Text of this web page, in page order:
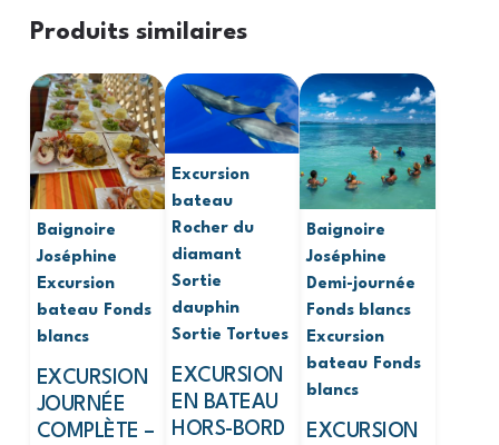
Produits similaires
Baignoire
Joséphine
Excursion
bateau Fonds
blancs
EXCURSION
JOURNÉE
COMPLÈTE –
Excursion
bateau
Rocher du
diamant
Sortie
dauphin
Sortie Tortues
EXCURSION
EN BATEAU
HORS-BORD
Baignoire
Joséphine
Demi-journée
Fonds blancs
Excursion
bateau Fonds
blancs
EXCURSION